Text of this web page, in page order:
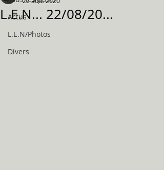
Actus
L.E.N/Photos
Divers
L.E.N... 22/08/20...